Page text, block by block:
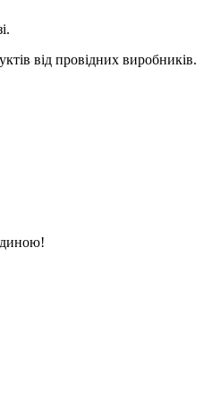
від провідних виробників.